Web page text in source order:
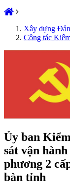
Xây dựng
Công tác
Ủy ban
sát vận
phương 2
bàn tỉnh